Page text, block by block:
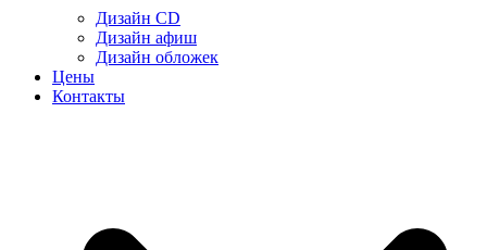
Дизайн CD
Дизайн афиш
Дизайн обложек
Цены
Контакты